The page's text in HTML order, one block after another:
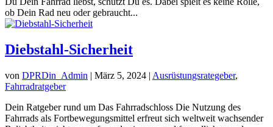
ob Dein Rad neu oder gebraucht...
Diebstahl-Sicherheit
von DPRDin_Admin | März 5, 2024 | Ausrüstungsrategeber,
Fahrradratgeber
Dein Ratgeber rund um Das Fahrradschloss Die Nutzung des
Fahrrads als Fortbewegungsmittel erfreut sich weltweit wachsender